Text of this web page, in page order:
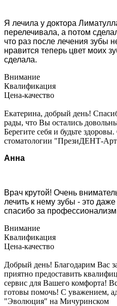
Я лечила у доктора
перелечивала, а потом
что раз после лечения зубы
нравится теперь цвет моих
сделала.
Внимание
Квалификация
Цена-качество
Екатерина, добрый день!
рады, что Вы остались
Берегите себя и будьте
стоматологии "ПрезиДЕНТ-
Анна
Врач крутой! Очень
лечить к нему зубы - это
спасибо за профессионализм
Внимание
Квалификация
Цена-качество
Добрый день! Благодарим Вас
приятно предоставить
сервис для Вашего комфорта!
готовы помочь! С уважением,
"Эволюция" на Мичуринском